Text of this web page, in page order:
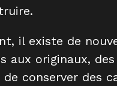
il existe de
aux originaux,
conserver des